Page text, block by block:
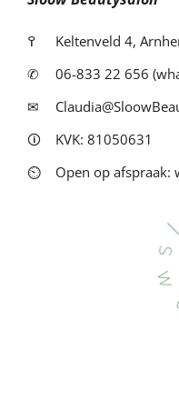
߉
Keltenveld 4,
✆
06-833 22 656
✉
🛈
KVK: 81050631
⏲
Open op afspraak: